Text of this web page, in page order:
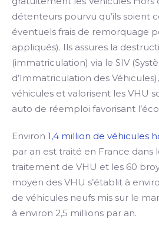
détenteurs pourvu qu’ils soient
éventuels frais de remorquage
appliqués). Ils assures la
(immatriculation) via le SIV
d’Immatriculation des
véhicules et valorisent les VHU
auto de réemploi favorisant
Environ 1,4 million de véhicules
par an est traité en France dans
traitement de VHU et les 60
moyen des VHU s’établit à
de véhicules neufs mis sur le
à environ 2,5 millions par an.